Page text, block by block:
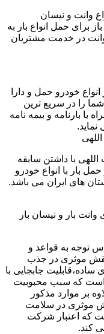
وانت و نیسان
حمل انواع بار به
در خدمت مشتریان
خودرو حمل و دارا
را در سریع ترین
با بارنامه و بیمه نامه
اللهی با داشتن سابقه
حمل بار با انواع خودرو
های ایران می باشد.
بار و نیسان بار
توجه به قواعد و
موثری در جذب
جابجایی با
است که سبب محبوبیت
بر موارد مذکور
موثری در سلامت
که اعتبار شرکت
کند.